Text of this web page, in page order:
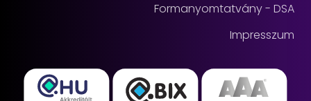
Formanyomtatvány - DSA
Impresszum